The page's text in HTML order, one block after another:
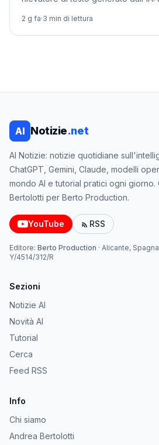
gli 'umanizzatori'.
2 g fa·3 min di lettura
AI Notizie.net
AI Notizie: notizie quotidiane
ChatGPT, Gemini, Claude, modelli
mondo AI e tutorial pratici ogni giorno.
Bertolotti per Berto Production.
YouTube RSS
Editore: Berto Production · Alicante, Spagna
Y/4514/312/R
Sezioni
Notizie AI
Novità AI
Tutorial
Cerca
Feed RSS
Info
Chi siamo
Andrea Bertolotti